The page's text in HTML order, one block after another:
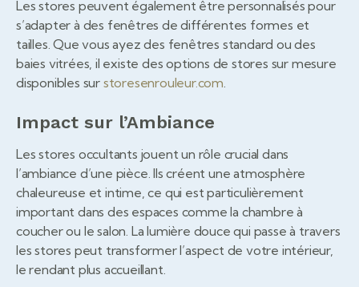
Les stores peuvent également être personnalisés pour
s’adapter à des fenêtres de différentes formes et
tailles. Que vous ayez des fenêtres standard ou des
baies vitrées, il existe des options de stores sur mesure
disponibles sur storesenrouleur.com
Impact sur l’Ambiance
Les stores occultants jouent un rôle crucial dans
l’ambiance d’une pièce. Ils créent une atmosphère
chaleureuse et intime, ce qui est particulièrement
important dans des espaces comme la chambre à
coucher ou le salon. La lumière douce qui passe à travers
les stores peut transformer l’aspect de votre intérieur,
le rendant plus accueillant.